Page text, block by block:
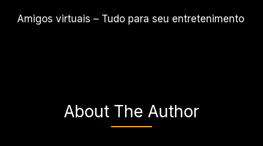
Amigos virtuais – Tudo para seu entretenimento
About The Author